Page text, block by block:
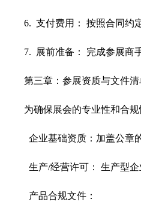
6. 支付费用： 按照合同约
7. 展前准备： 完成参展商
第三章：参展资质与文件清
为确保展会的专业性和合
企业基础资质：加盖公章
生产/经营许可： 生产型
产品合规文件：